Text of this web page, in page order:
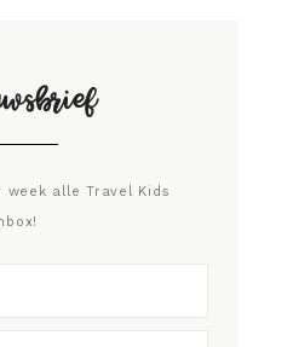
week alle Travel Kids